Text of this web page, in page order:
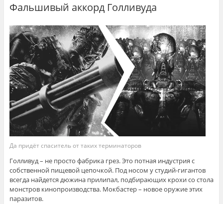
Фальшивый аккорд Голливуда
Да придёт спаситель от таких терминаторов
Голливуд – не просто фабрика грез. Это потная индустрия с
собственной пищевой цепочкой. Под носом у студий-гигантов
всегда найдется дюжина прилипал, подбирающих крохи со стола
монстров кинопроизводства. Мокбастер – новое оружие этих
паразитов.